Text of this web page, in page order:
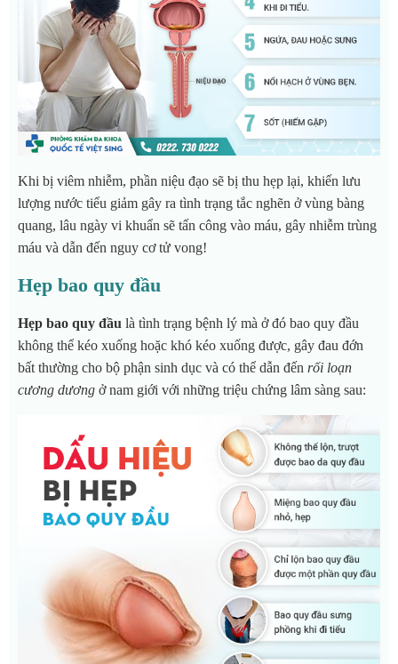
Khi bị viêm nhiễm, phần niệu đạo sẽ bị thu hẹp lại, khiến lưu
lượng nước tiểu giảm gây ra tình trạng tắc nghẽn ở vùng bàng
quang, lâu ngày vi khuẩn sẽ tấn công vào máu, gây nhiễm trùng
máu và dẫn đến nguy cơ tử vong!
Hẹp bao quy đầu
Hẹp bao quy đầu là tình trạng bệnh lý mà ở đó bao quy đầu
không thể kéo xuống hoặc khó kéo xuống được, gây đau đớn
bất thường cho bộ phận sinh dục và có thể dẫn đến rối loạn
cương dương ở nam giới với những triệu chứng lâm sàng sau: